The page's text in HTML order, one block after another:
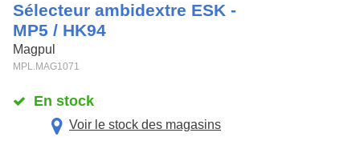
Sélecteur ambidextre ESK -
MP5 / HK94
Magpul
MPL.MAG1071
En stock
Voir le stock des magasins